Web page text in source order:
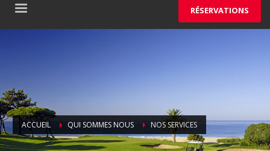
RÉSERVATIONS
ACCUEIL QUI SOMMES NOUS NOS SERVICES